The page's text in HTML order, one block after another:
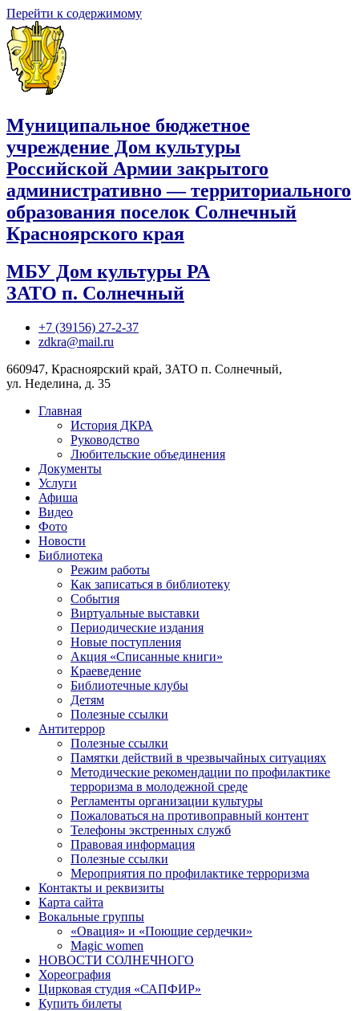
Перейти к содержимому
Муниципальное бюджетное
учреждение Дом культуры
Российской Армии закрытого
административно — территориального
образования поселок Солнечный
Красноярского края
МБУ Дом культуры РА
ЗАТО п. Солнечный
+7 (39156) 27-2-37
zdkra@mail.ru
660947, Красноярский край, ЗАТО п. Солнечный,
ул. Неделина, д. 35
Главная
История ДКРА
Руководство
Любительские объединения
Документы
Услуги
Афиша
Видео
Фото
Новости
Библиотека
Режим работы
Как записаться в библиотеку
События
Виртуальные выставки
Периодические издания
Новые поступления
Акция «Списанные книги»
Краеведение
Библиотечные клубы
Детям
Полезные ссылки
Антитеррор
Полезные ссылки
Памятки действий в чрезвычайных ситуациях
Методические рекомендации по профилактике
терроризма в молодежной среде
Регламенты организации культуры
Пожаловаться на противоправный контент
Телефоны экстренных служб
Правовая информация
Полезные ссылки
Мероприятия по профилактике терроризма
Контакты и реквизиты
Карта сайта
Вокальные группы
«Овация» и «Поющие сердечки»
Magic women
НОВОСТИ СОЛНЕЧНОГО
Хореография
Цирковая студия «САПФИР»
Купить билеты